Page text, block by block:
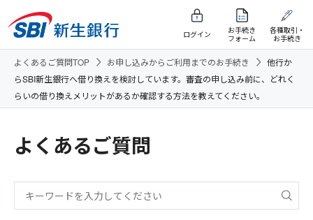
ログイン
お手続き
フォーム
各種取引・
お手続き
よくあるご質問TOP お申し込みからご利用までのお手続き
他行か
らSBI新生銀行へ借り換えを検討しています。審査の申し込み前に、どれく
らいの借り換えメリットがあるか確認する方法を教えてください。
よくあるご質問